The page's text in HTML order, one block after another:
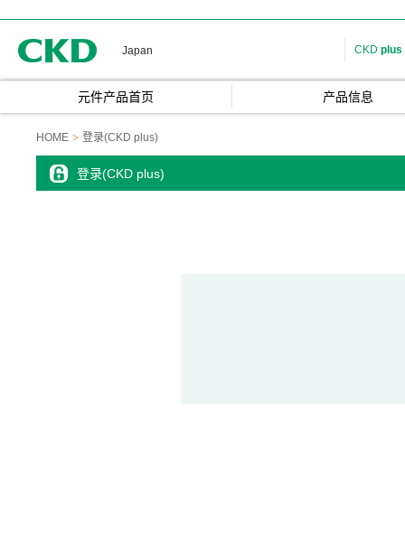
Japan CKD plus
元件产品首页 产品信息
HOME 登录(CKD plus)
登录(CKD plus)